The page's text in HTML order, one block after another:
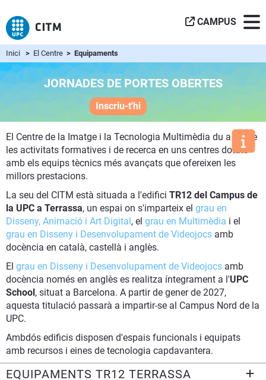
CAMPUS
Inici > El Centre > Equipaments
JORNADES DE PORTES OBERTES
Inscriu-t'hi
El Centre de la Imatge i la Tecnologia Multimèdia du a terme
les activitats formatives i de recerca en uns centres dotats
amb els equips tècnics més avançats que ofereixen les
millors prestacions.
La seu del CITM està situada a l'edifici TR12 del Campus de
la UPC a Terrassa, un espai on s'imparteix el grau en
Disseny, Animació i Art Digital, el grau en Multimèdia i el
grau en Disseny i Desenvolupament de Videojocs amb
docència en català, castellà i anglès.
El grau en Disseny i Desenvolupament de Videojocs amb
docència només en anglès es realitza íntegrament a l'UPC
School, situat a Barcelona. A partir de gener de 2027,
aquesta titulació passarà a impartir-se al Campus Nord de la
UPC.
Ambdós edificis disposen d'espais funcionals i equipats
amb recursos i eines de tecnologia capdavantera.
EQUIPAMENTS TR12 TERRASSA